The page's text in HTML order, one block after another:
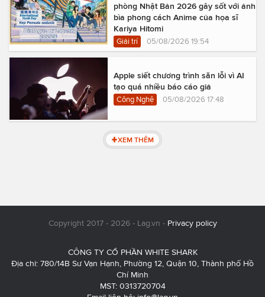
phòng Nhật Bản 2026 gây sốt với ảnh
bìa phong cách Anime của họa sĩ
Kariya Hitomi
Giải trí 05/08/2026 19:54
Apple siết chương trình săn lỗi vì AI
tạo quá nhiều báo cáo giả
Công Nghệ 05/08/2026 17:48
XEM THÊM
Copyright 2017 - 2026 - Lag.vn - Privacy policy
CÔNG TY CỔ PHẦN WHITE SHARK
Địa chỉ: 780/14B Sư Vạn Hạnh, Phường 12, Quận 10, Thành phố Hồ
Chí Minh
MST: 0313720704